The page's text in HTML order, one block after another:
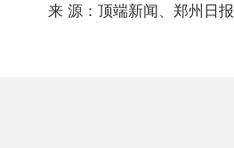
来 源：顶端新闻、郑州日报